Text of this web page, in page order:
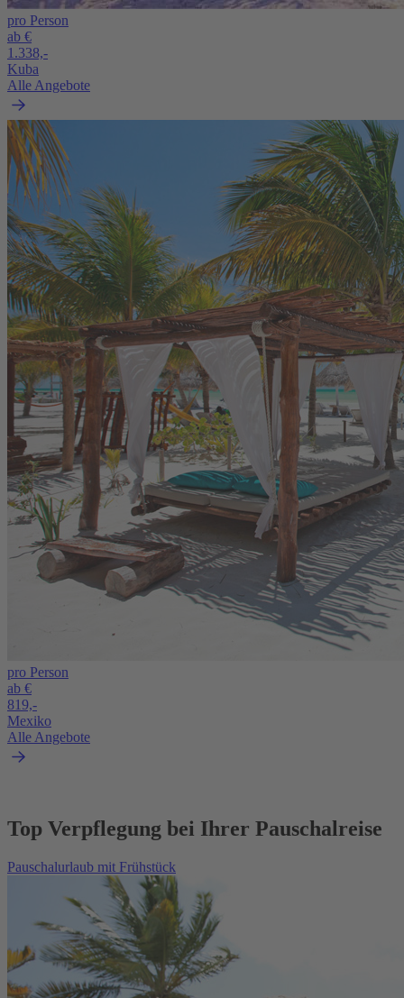
pro Person
ab €
1.338,-
Kuba
Alle Angebote
pro Person
ab €
819,-
Mexiko
Alle Angebote
Top Verpflegung bei Ihrer Pauschalreise
Pauschalurlaub mit Frühstück